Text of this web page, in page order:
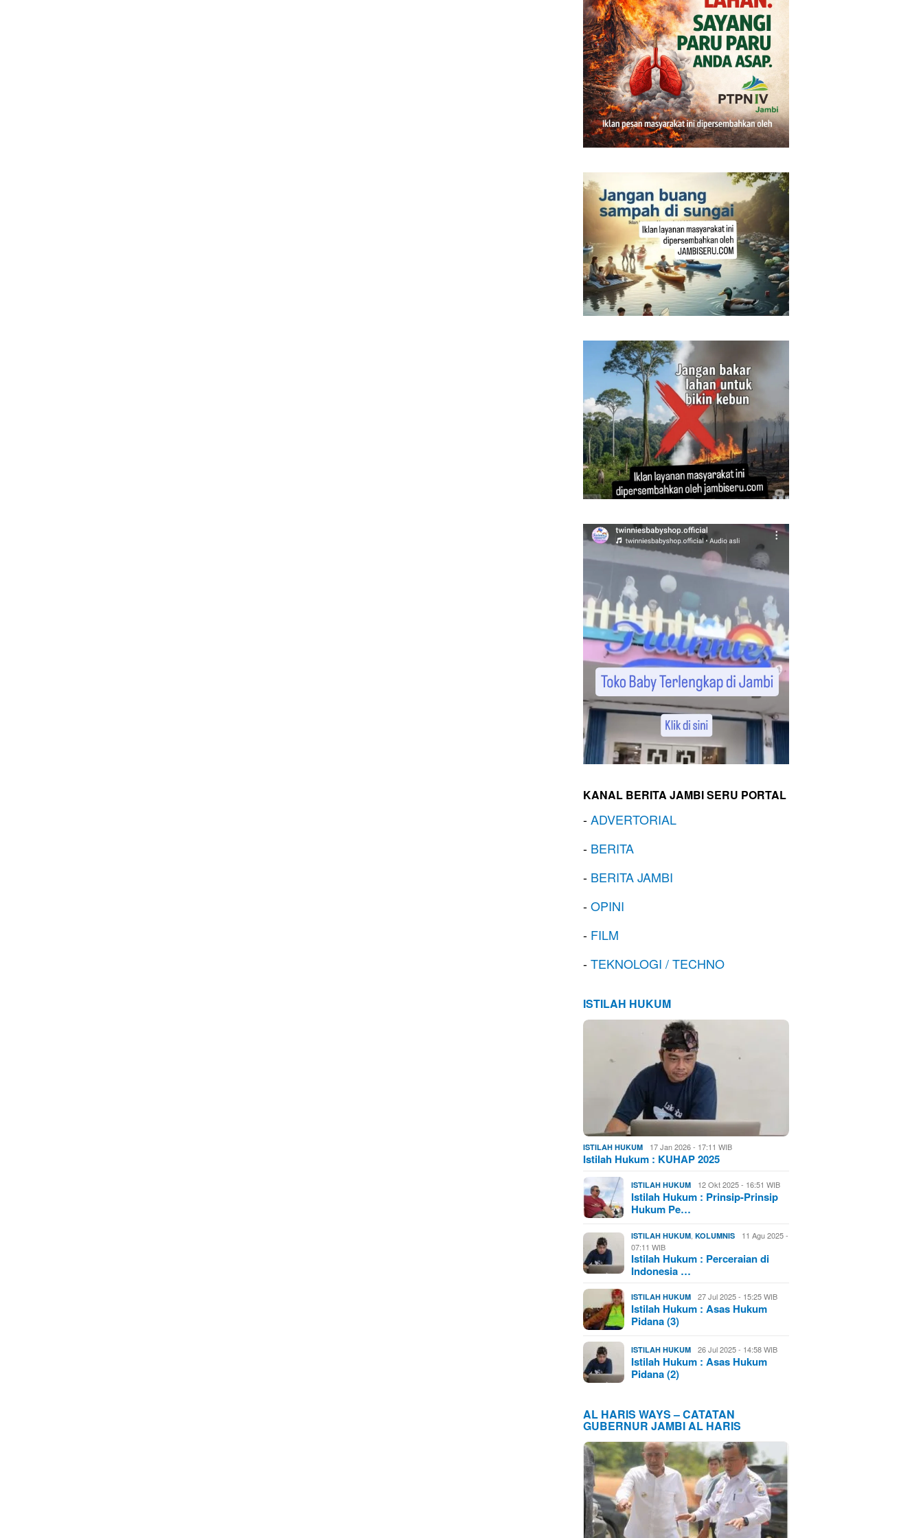
KANAL BERITA JAMBI SERU PORTAL
-ADVERTORIAL
- BERITA
- BERITA JAMBI
-OPINI
- FILM
-TEKNOLOGI / TECHNO
ISTILAH HUKUM
ISTILAH HUKUM 17 Jan 2026 - 17:11 WIB
Istilah Hukum : KUHAP 2025
ISTILAH HUKUM 12 Okt 2025 - 16:51 WIB
Istilah Hukum : Prinsip-Prinsip
Hukum Pe…
ISTILAH HUKUM ,KOLUMNIS
11 Agu 2025 -
07:11 WIB
Istilah Hukum : Perceraian di
Indonesia …
ISTILAH HUKUM 27 Jul 2025 - 15:25 WIB
Istilah Hukum : Asas Hukum
Pidana (3)
ISTILAH HUKUM 26 Jul 2025 - 14:58 WIB
Istilah Hukum : Asas Hukum
Pidana (2)
AL HARIS WAYS – CATATAN
GUBERNUR JAMBI AL HARIS